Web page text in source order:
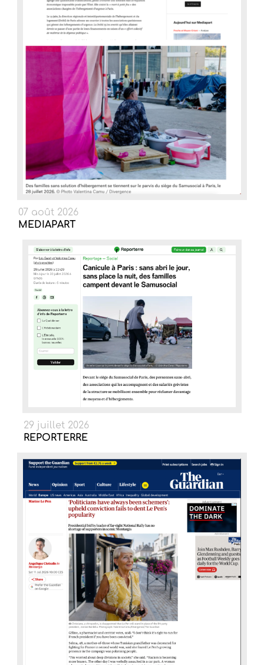
07 août 2026
MEDIAPART
29 juillet 2026
REPORTERRE